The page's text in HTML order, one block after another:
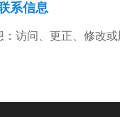
系信息
：访问、更正、修改